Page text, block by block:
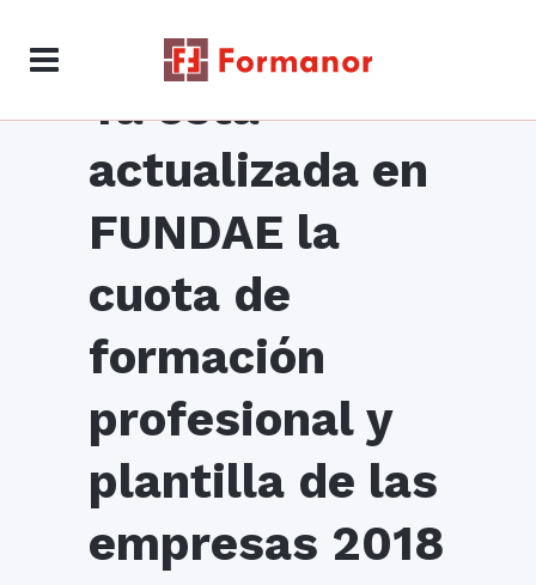
Ya está
actualizada en
FUNDAE la
cuota de
formación
profesional y
plantilla de las
empresas 2018